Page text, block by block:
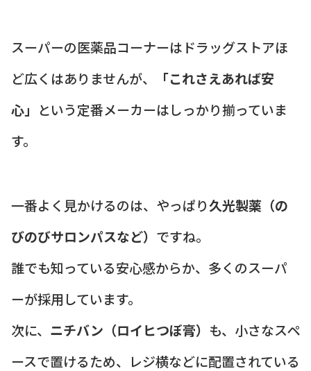
スーパーの医薬品コーナーはドラッグストアほ
ど広くはありませんが、
「これさえあれば安
心」 という定番メーカーはしっかり揃っていま
す。
一番よく見かけるのは、やっぱり久光製薬（の
びのびサロンパスなど） ですね。
誰でも知っている安心感からか、多くのスーパ
ーが採用しています。
次に、 ニチバン（ロイヒつぼ膏） も、小さなスペ
ースで置けるため、レジ横などに配置されている